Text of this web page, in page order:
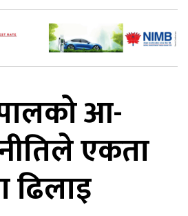
आ-
एकता
ढिलाइ